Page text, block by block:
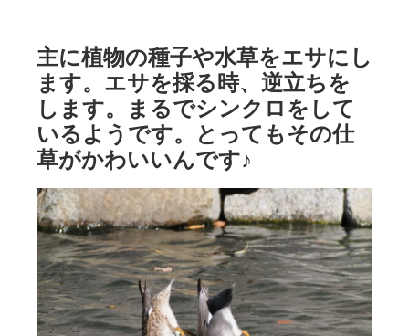
主に植物の種子や水草をエサにし
ます。エサを採る時、逆立ちを
します。まるでシンクロをして
いるようです。とってもその仕
草がかわいいんです♪